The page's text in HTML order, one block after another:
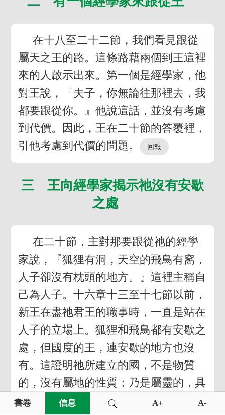
在十八至二十二節，我們看見跟從
屬天之王的路。這條路藉兩個到王這裡
來的人啟示出來。第一個是經學家，他
對王說，『夫子，你無論往那裡去，我
都要跟從你。』他說這話，並沒有考慮
到代價。因此，王在二十節的答覆裡，
引他考慮到代價的問題。
三 王向經學家揭示祂沒有安歇
之處
在二十節，主對那要跟從祂的經學
家說，『狐狸有洞，天空的飛鳥有窩，
人子卻沒有枕頭的地方。』這裡主稱自
己為人子。十六章十三至十七節以前，
新王在盡祂君王的職事時，一直是站在
人子的立場上。狐狸和飛鳥都有安歇之
處，但國度的王，連安歇的地方也沒
有。這證明祂所建立的國，不是物質
的，沒有屬地的性質；乃是屬靈的，具
有屬天的性質。主似乎對那經學家說，
書卷 信息 A+ A-